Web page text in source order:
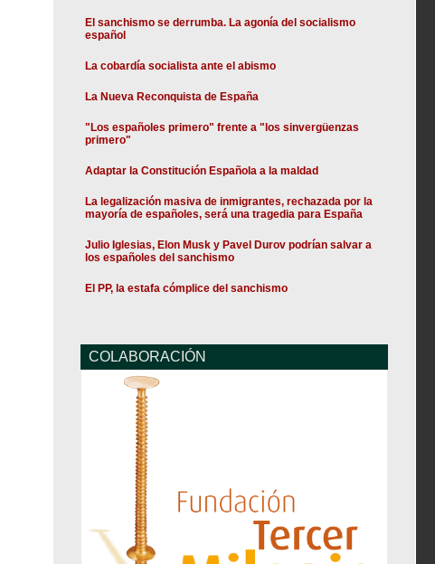
El sanchismo se derrumba. La agonía del socialismo
español
La cobardía socialista ante el abismo
La Nueva Reconquista de España
"Los españoles primero" frente a "los sinvergüenzas
primero"
Adaptar la Constitución Española a la maldad
La legalización masiva de inmigrantes, rechazada por la
mayoría de españoles, será una tragedia para España
Julio Iglesias, Elon Musk y Pavel Durov podrían salvar a
los españoles del sanchismo
El PP, la estafa cómplice del sanchismo
COLABORACIÓN